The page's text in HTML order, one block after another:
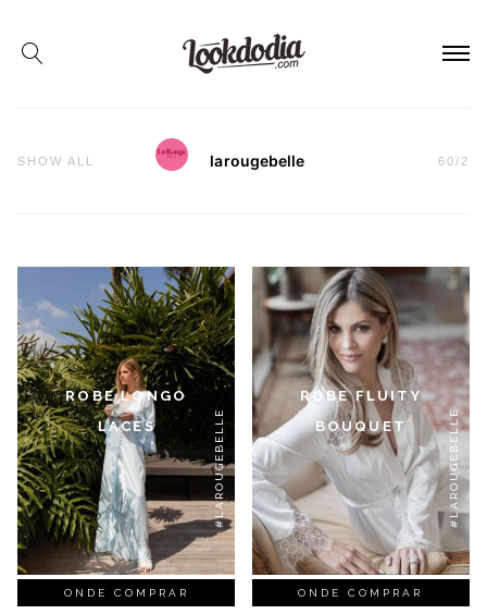
SHOW ALL larougebelle 60/ 2
ROBE LONGO
LACES
#LAROUGEBELLE
ONDE COMPRAR
ROBE FLUITY
BOUQUET
#LAROUGEBELLE
ONDE COMPRAR